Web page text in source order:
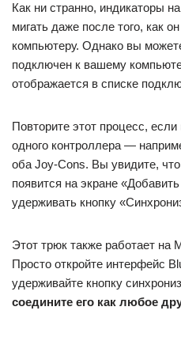
Как ни странно, индикаторы
мигать даже после того, как
компьютеру. Однако вы
подключен к вашему
отображается в списке
Повторите этот процесс,
одного контроллера —
оба Joy-Cons. Вы увидите,
появится на экране
удерживать кнопку
Этот трюк также работает на
Просто откройте интерфейс
удерживайте кнопку
соедините его как любое